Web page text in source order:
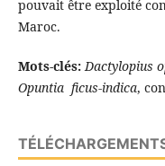
pouvait être exploité
Maroc.
Mots-clés: Dactylopius
Opuntia ficus-indica,